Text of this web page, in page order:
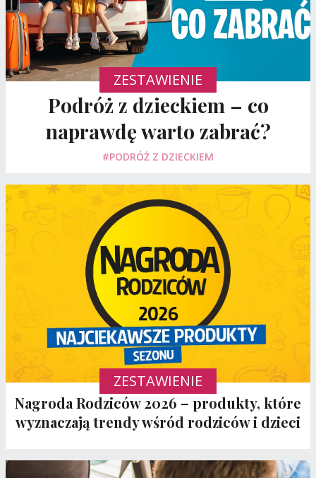
ZESTAWIENIE
Podróż z dzieckiem – co
naprawdę warto zabrać?
#PODRÓŻ Z DZIECKIEM
ZESTAWIENIE
Nagroda Rodziców 2026 – produkty, które
wyznaczają trendy wśród rodziców i dzieci